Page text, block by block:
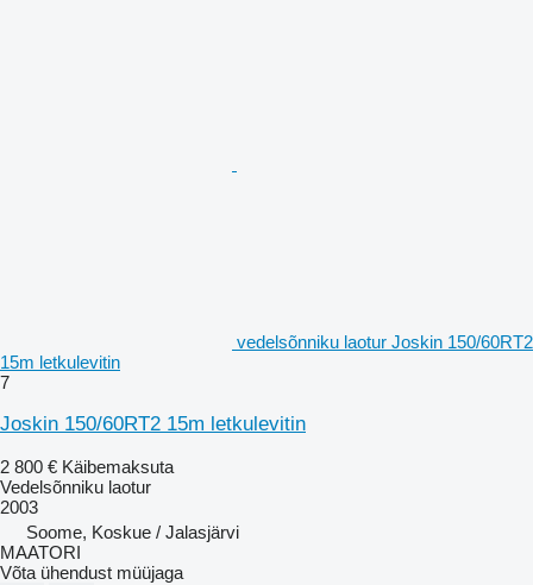
vedelsõnniku laotur Joskin 150/60RT2
15m letkulevitin
7
Joskin 150/60RT2 15m letkulevitin
2 800 € Käibemaksuta
Vedelsõnniku laotur
2003
Soome, Koskue / Jalasjärvi
MAATORI
Võta ühendust müüjaga